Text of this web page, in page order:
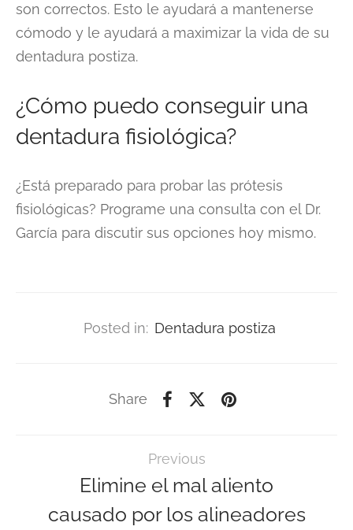
son correctos. Esto le ayudará a mantenerse
cómodo y le ayudará a maximizar la vida de su
dentadura postiza.
¿Cómo puedo conseguir una
dentadura fisiológica?
¿Está preparado para probar las prótesis
fisiológicas? Programe una consulta con el Dr.
García para discutir sus opciones hoy mismo.
Posted in: Dentadura postiza
Share
Previous
Elimine el mal aliento
causado por los alineadores